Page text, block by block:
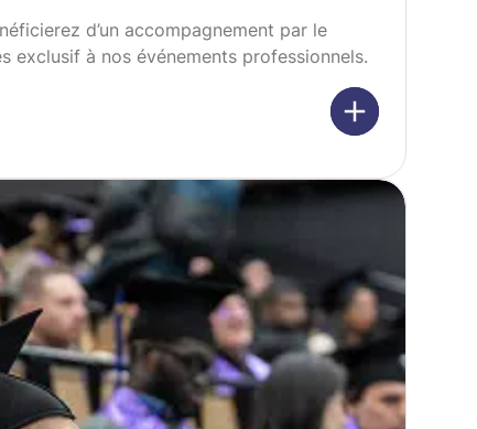
d’un accompagnement par le
exclusif à nos événements professionnels.